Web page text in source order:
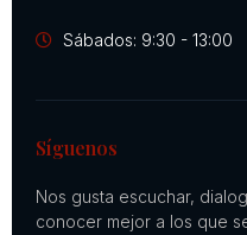
Sábados: 9:30 - 13:00
Síguenos
Nos gusta escuchar,
conocer mejor a los que